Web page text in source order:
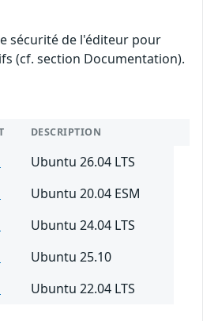
sécurité de l'éditeur pour
(cf. section Documentation).
DESCRIPTION
Ubuntu 26.04 LTS
Ubuntu 20.04 ESM
Ubuntu 24.04 LTS
Ubuntu 25.10
Ubuntu 22.04 LTS